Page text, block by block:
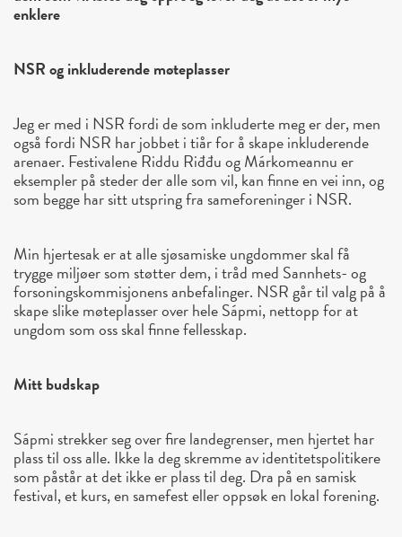
enklere
NSR og inkluderende møteplasser
Jeg er med i NSR fordi de som inkluderte meg er der, men
også fordi NSR har jobbet i tiår for å skape inkluderende
arenaer. Festivalene Riddu Riđđu og Márkomeannu er
eksempler på steder der alle som vil, kan finne en vei inn, og
som begge har sitt utspring fra sameforeninger i NSR.
Min hjertesak er at alle sjøsamiske ungdommer skal få
trygge miljøer som støtter dem, i tråd med Sannhets- og
forsoningskommisjonens anbefalinger. NSR går til valg på å
skape slike møteplasser over hele Sápmi, nettopp for at
ungdom som oss skal finne fellesskap.
Mitt budskap
Sápmi strekker seg over fire landegrenser, men hjertet har
plass til oss alle. Ikke la deg skremme av identitetspolitikere
som påstår at det ikke er plass til deg. Dra på en samisk
festival, et kurs, en samefest eller oppsøk en lokal forening.